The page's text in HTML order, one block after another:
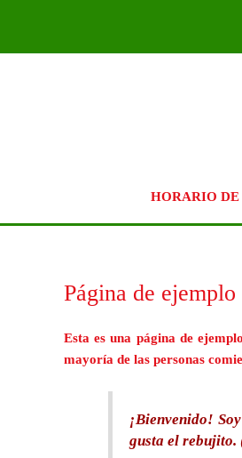
HORARIO DE
Página de ejemplo
Esta es una página de
mayoría de las personas
¡Bienvenido!
gusta el rebujito.